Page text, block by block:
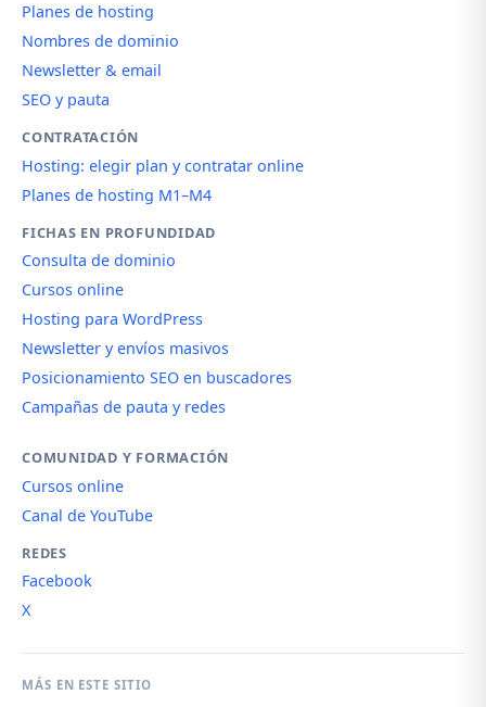
Planes de hosting
Nombres de dominio
Newsletter & email
SEO y pauta
CONTRATACIÓN
Hosting: elegir plan y contratar online
Planes de hosting M1–M4
FICHAS EN PROFUNDIDAD
Consulta de dominio
Cursos online
Hosting para WordPress
Newsletter y envíos masivos
Posicionamiento SEO en buscadores
Campañas de pauta y redes
COMUNIDAD Y FORMACIÓN
Cursos online
Canal de YouTube
REDES
Facebook
X
MÁS EN ESTE SITIO